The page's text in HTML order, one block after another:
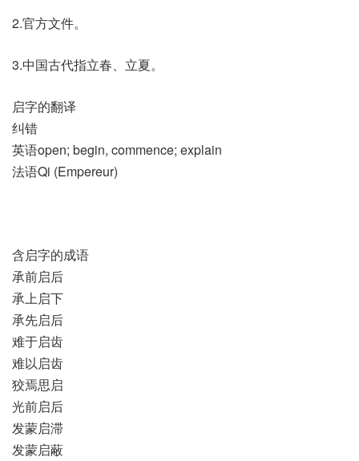
2.官方文件。
3.中国古代指立春、立夏。
启字的翻译
纠错
英语open; begin, commence; explain
法语Qi (Empereur)​
含启字的成语
承前启后
承上启下
承先启后
难于启齿
难以启齿
狡焉思启
光前启后
发蒙启滞
发蒙启蔽